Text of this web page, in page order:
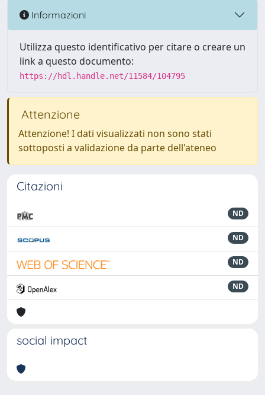
Informazioni
Utilizza questo identificativo per citare o creare un
link a questo documento:
https://hdl.handle.net/11584/104795
Attenzione
Attenzione! I dati visualizzati non sono stati
sottoposti a validazione da parte dell'ateneo
Citazioni
ND
ND
ND
ND
social impact